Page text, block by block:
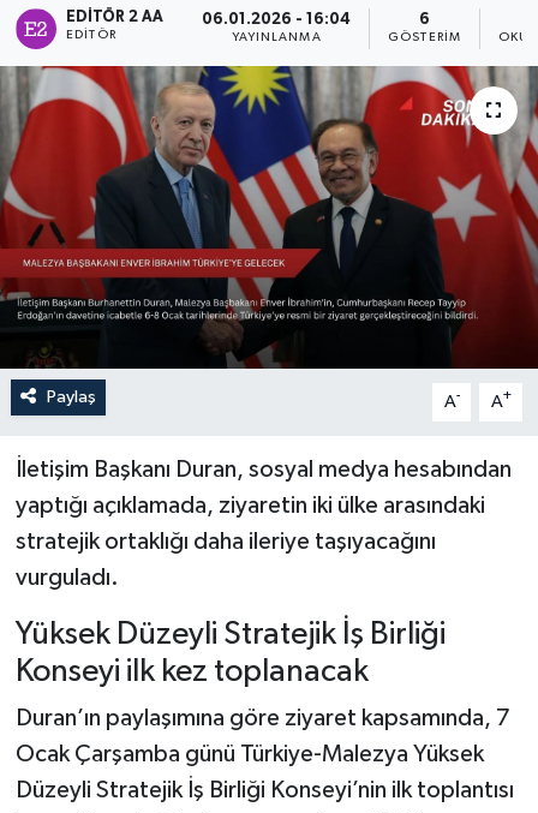
EDITÖR 2 AA
EDITÖR
06.01.2026 - 16:04
YAYINLANMA
6
GÖSTERIM
Paylaş A- A+
İletişim Başkanı Duran, sosyal medya hesabından
yaptığı açıklamada, ziyaretin iki ülke arasındaki
stratejik ortaklığı daha ileriye taşıyacağını
vurguladı.
Yüksek Düzeyli Stratejik İş Birliği
Konseyi ilk kez toplanacak
Duran’ın paylaşımına göre ziyaret kapsamında, 7
Ocak Çarşamba günü Türkiye-Malezya Yüksek
Düzeyli Stratejik İş Birliği Konseyi’nin ilk toplantısı
Magazin
Sağlık
Siyaset
Spor
Türkiye